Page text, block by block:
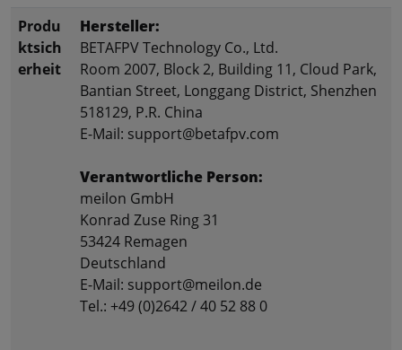
Produ
ktsich
erheit
Hersteller:
BETAFPV Technology Co., Ltd.
Room 2007, Block 2, Building 11, Cloud Park,
Bantian Street, Longgang District, Shenzhen
518129, P.R. China
E-Mail: support@betafpv.com
Verantwortliche Person:
meilon GmbH
Konrad Zuse Ring 31
53424 Remagen
Deutschland
E-Mail: support@meilon.de
Tel.: +49 (0)2642 / 40 52 88 0